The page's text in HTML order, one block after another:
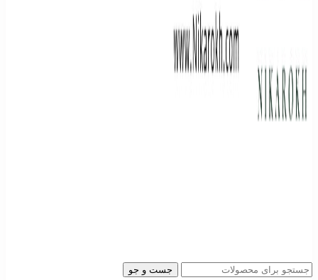
جست و جو